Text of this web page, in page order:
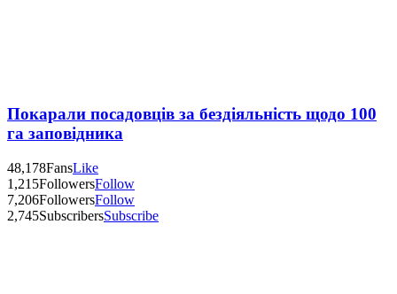
Покарали посадовців за бездіяльність щодо 100
га заповідника
48,178FansLike
1,215FollowersFollow
7,206FollowersFollow
2,745SubscribersSubscribe